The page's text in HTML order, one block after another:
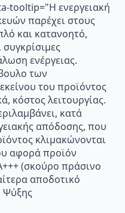
tooltip="Η ενεργειακή
παρέχει στους
και κατανοητό,
συγκρίσιμες
ενέργειας.
των
του προϊόντος
κόστος λειτουργίας.
κατά
απόδοσης, που
κλιμακώνονται
αφορά προϊόν
(σκούρο πράσινο
αποδοτικό
Ψύξης